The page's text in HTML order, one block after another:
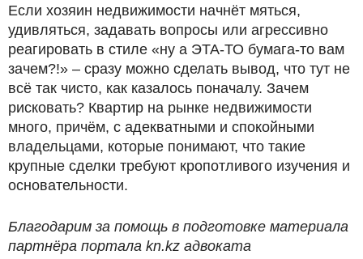
Если хозяин недвижимости начнёт мяться,
удивляться, задавать вопросы или агрессивно
реагировать в стиле «ну а ЭТА-ТО бумага-то вам
зачем?!» – сразу можно сделать вывод, что тут не
всё так чисто, как казалось поначалу. Зачем
рисковать? Квартир на рынке недвижимости
много, причём, с адекватными и спокойными
владельцами, которые понимают, что такие
крупные сделки требуют кропотливого изучения и
основательности.
Благодарим за помощь в подготовке материала
партнёра портала kn.kz адвоката